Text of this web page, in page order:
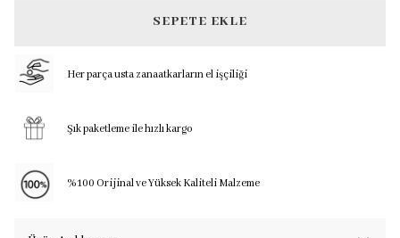
SEPETE EKLE
Her parça usta zanaatkarların el işçiliği
Şık paketleme ile hızlı kargo
%100 Orijinal ve Yüksek Kaliteli Malzeme